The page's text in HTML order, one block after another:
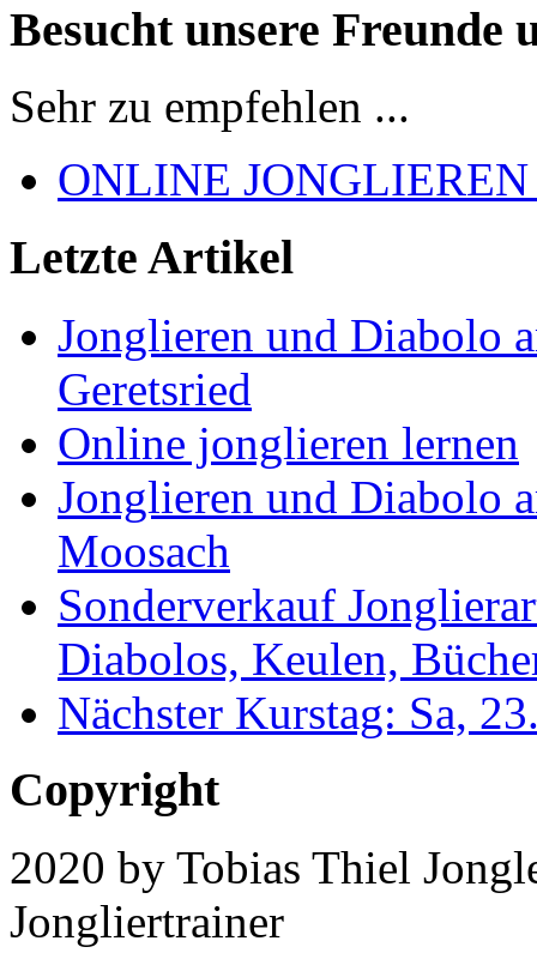
Besucht unsere Freunde
Sehr zu empfehlen ...
ONLINE
Letzte Artikel
Jonglieren und Diabolo
Geretsried
Online jonglieren lernen
Jonglieren und Diabolo
Moosach
Sonderverkauf
Diabolos, Keulen,
Nächster Kurstag: Sa,
Copyright
2020 by Tobias Thiel
Jongliertrainer